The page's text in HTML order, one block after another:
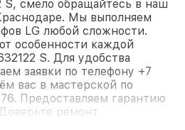
S, смело обращайтесь в наш
Мы выполняем
LG любой сложности.
особенности каждой
S. Для удобства
заявки по телефону +7
вас в мастерской по
Предоставляем гарантию
ремонт